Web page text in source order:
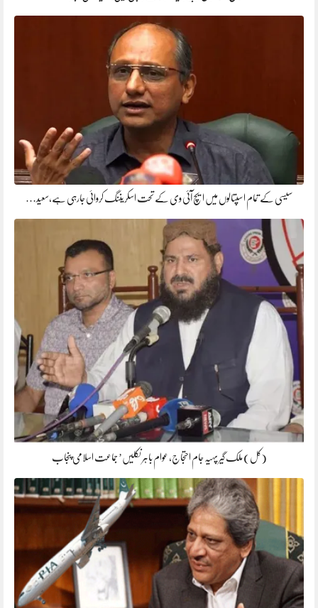
سیسی کے تمام اسپتالوں میں ایچ آئی وی کے تحت اسکریننگ کروائی جارہی ہے،سعید…
(کل) ملک گیر پہیہ جام احتجاج، عوام باہر نکلیں’ جماعت اسلامی پنجاب